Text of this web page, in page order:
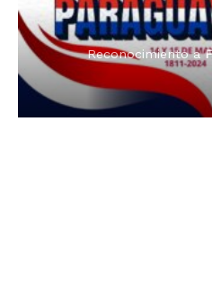
Dama de
Reconocimiento a
Reconocimiento a